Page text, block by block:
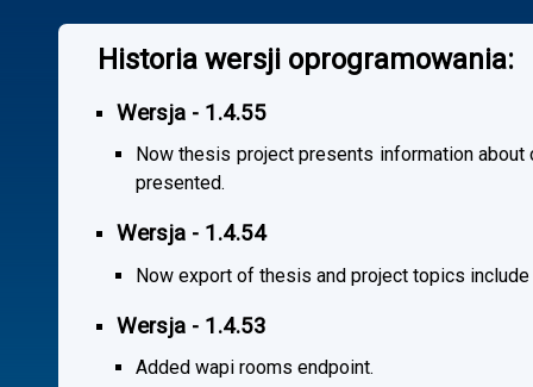
Historia wersji oprogramowania:
Wersja - 1.4.55
Now thesis project presents information
presented.
Wersja - 1.4.54
Now export of thesis and project topics
Wersja - 1.4.53
Added wapi rooms endpoint.